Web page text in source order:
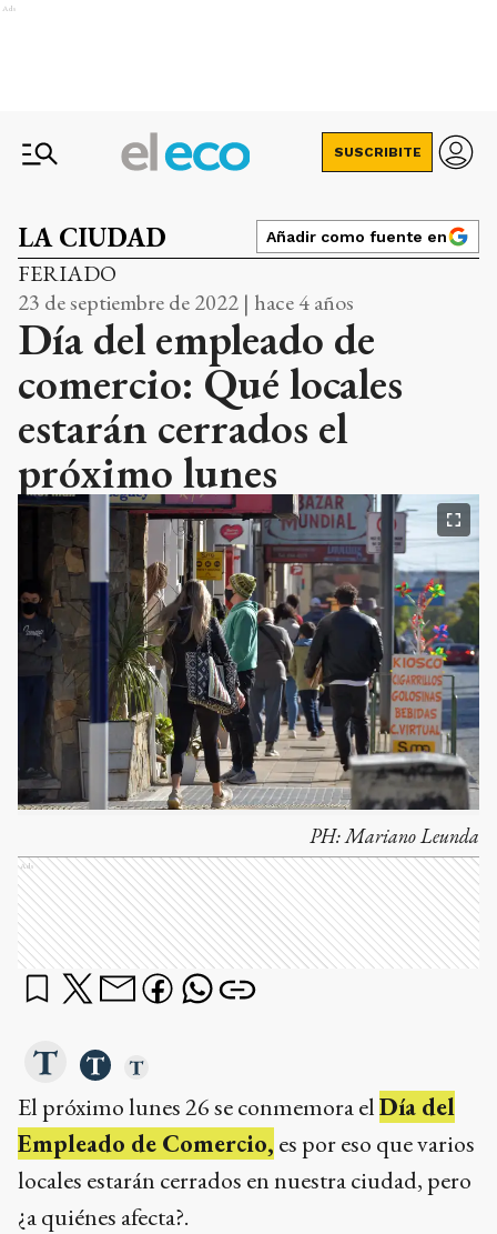
Ads
SUSCRIBITE
LA CIUDAD Añadir como fuente en
FERIADO
23 de septiembre de 2022 | hace 4 años
Día del empleado de
comercio: Qué locales
estarán cerrados el
próximo lunes
PH:Mariano Leunda
Ads
El próximo lunes 26 se conmemora elDía del
Empleado de Comercio, es por eso que varios
locales estarán cerrados en nuestra ciudad, pero
¿a quiénes afecta?.